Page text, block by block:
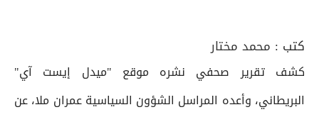
كتب : محمد مختار
كشف تقرير صحفي نشره موقع "ميدل إيست آي"
البريطاني، وأعده المراسل الشؤون السياسية عمران ملا، عن